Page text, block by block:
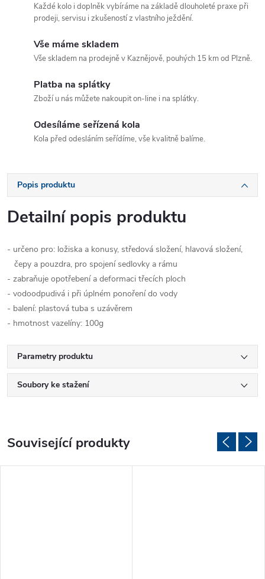
Každé kolo i doplněk vybíráme na základě dlouholeté praxe při
prodeji, servisu i zkušeností z vlastního ježdění.
Vše máme skladem
Vše skladem na prodejně v Kaznějově, pouhých 15 km od Plzně.
Platba na splátky
Zboží u nás můžete nakoupit on-line i na splátky.
Odesíláme seřízená kola
Kola před odesláním seřídíme, vše kvalitně balíme.
Popis produktu
Detailní popis produktu
- určeno pro: ložiska a konusy, středová složení, hlavová složení,
čepy a pouzdra, pro spojení sedlovky a rámu
- zabraňuje opotřebení a deformaci třecích ploch
- vodoodpudivá i při úplném ponoření do vody
- balení: plastová tuba s uzávěrem
- hmotnost vazelíny: 100g
Parametry produktu
Soubory ke stažení
Související produkty